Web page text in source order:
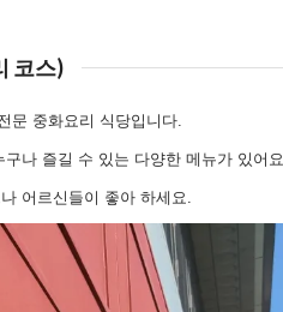
코스)
문 중화요리 식당입니다.
나 즐길 수 있는 다양한 메뉴가 있어요.
어르신들이 좋아 하세요.